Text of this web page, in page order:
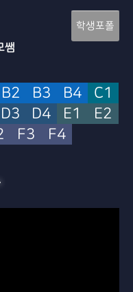
학생포폴
쌤
B2 B3 B4
C1
D3 D4 E1
E2
F3 F4